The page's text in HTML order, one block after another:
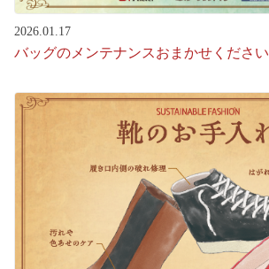
2026.01.17
バッグのメンテナンスおまかせください